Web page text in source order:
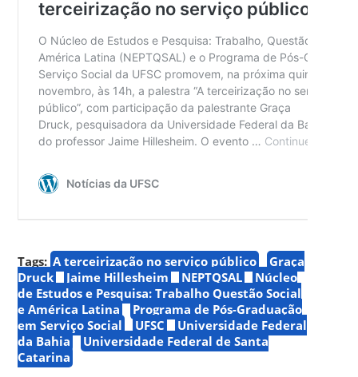
Tags: A terceirização no serviço público
Graça
Druck
Jaime Hillesheim NEPTQSAL
Núcleo
de Estudos e Pesquisa: Trabalho Questão Social
e América Latina
Programa de Pós-Graduação
em Serviço Social
UFSC
Universidade Federal
da Bahia
Universidade Federal de Santa
Catarina